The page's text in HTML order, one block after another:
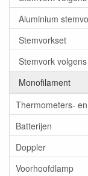
Aluminium
Stemvorkset
Stemvork
Monofilament
Thermometers-
Batterijen
Doppler
Voorhoofdlamp